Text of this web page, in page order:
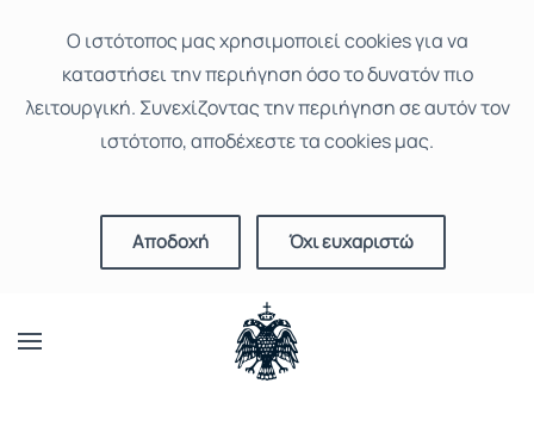
Ο ιστότοπoς μας χρησιμοποιεί cookies για να
καταστήσει την περιήγηση όσο το δυνατόν πιο
λειτουργική. Συνεχίζοντας την περιήγηση σε αυτόν τον
ιστότοπο, αποδέχεστε τα cookies μας.
Αποδοχή Όχι ευχαριστώ